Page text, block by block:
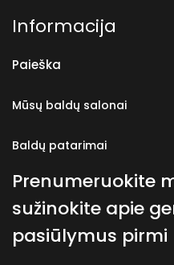
Informacija
Paieška
Mūsų baldų salonai
Baldų patarimai
Prenumeruokite
sužinokite apie
pasiūlymus pirmi